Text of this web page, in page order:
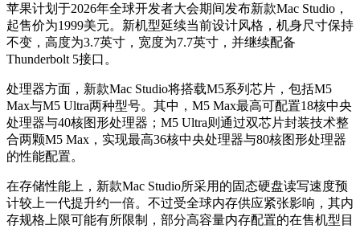
苹果计划于2026年全球开发者大会期间发布新款Mac Studio，
起售价为1999美元。新机型延续当前设计风格，机身尺寸保持
不变，高度为3.7英寸，宽度为7.7英寸，并继续配备
Thunderbolt 5接口。
处理器方面，新款Mac Studio将搭载M5系列芯片，包括M5
Max与M5 Ultra两种型号。其中，M5 Max最高可配置18核中央
处理器与40核图形处理器；M5 Ultra则通过双芯片封装技术整
合两颗M5 Max，实现最高36核中央处理器与80核图形处理器
的性能配置。
在存储性能上，新款Mac Studio所采用的固态硬盘读写速度预
计较上一代提升约一倍。不过受全球内存供应紧张影响，其内
存规格上限可能有所限制，部分高容量内存配置的在售机型目